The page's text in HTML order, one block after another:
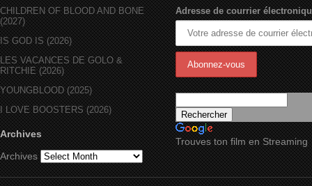
CHILDREN OF BLOOD AND BONE
(2027)
IS GOD IS (2026)
LES VACANCES DE GOLO &
RITCHIE (2026)
YOUNGBLOOD (2025)
I LOVE BOOSTERS (2026)
Archives
Archives
Adresse de courrier
Trouves ton film en Streaming